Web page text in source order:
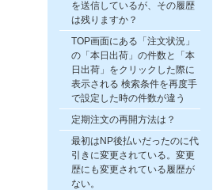
を送信しているが、その履歴
は残りますか？
TOP画面にある「注文状況」
の「本日出荷」の件数と「本
日出荷」をクリックした際に
表示される 検索条件を再度手
で設定した時の件数が違う
定期注文の再開方法は？
最初はNP後払いだったのに代
引きに変更されている。変更
歴にも変更されている履歴が
ない。